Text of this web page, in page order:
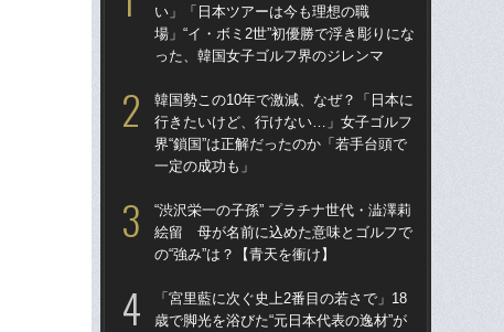
い」「日本ツアーは今も理想の職
場」“イ・ボミ2世”初優勝で浮き彫りにな
った、韓国女子ゴルフ界のジレンマ
韓国勢この10年で激減、なぜ？「日本に
行きたいけど、行けない…」女子ゴルフ
界“鎖国”は正解だったのか「若手台頭で
一定の成功も」
“渋沢栄一の子孫” プラチナ世代・澁澤莉
絵留 母が名前に込めた意味とゴルフで
の“強み”は？【青天を衝け】
「宮里藍に次ぐ史上2番目の若さで」18
歳で脚光を浴びた“元日本代表の逸材”が